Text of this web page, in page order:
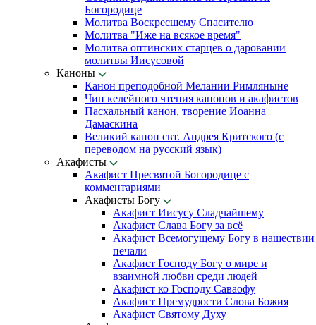
Богородице
Молитва Воскресшему Спасителю
Молитва "Иже на всякое время"
Молитва оптинских старцев о даровании
молитвы Иисусовой
Каноны
Канон преподобной Мелании Римляныне
Чин келейного чтения канонов и акафистов
Пасхальный канон, творение Иоанна
Дамаскина
Великий канон свт. Андрея Критского (с
переводом на русский язык)
Акафисты
Акафист Пресвятой Богородице с
комментариями
Акафисты Богу
Акафист Иисусу Сладчайшему
Акафист Слава Богу за всё
Акафист Всемогущему Богу в нашествии
печали
Акафист Господу Богу о мире и
взаимной любви среди людей
Акафист ко Господу Саваофу
Акафист Премудрости Слова Божия
Акафист Святому Духу